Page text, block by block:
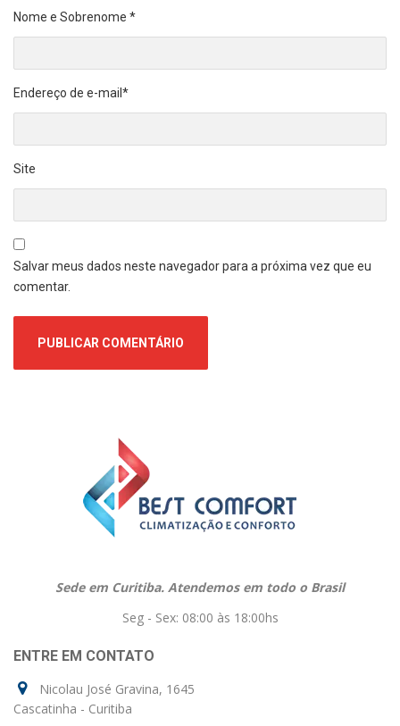
Nome e Sobrenome *
Endereço de e-mail*
Site
Salvar meus dados neste navegador para a próxima vez que eu
comentar.
Sede em Curitiba. Atendemos em todo o Brasil
Seg - Sex: 08:00 às 18:00hs
ENTRE EM CONTATO
Nicolau José Gravina, 1645
Cascatinha - Curitiba